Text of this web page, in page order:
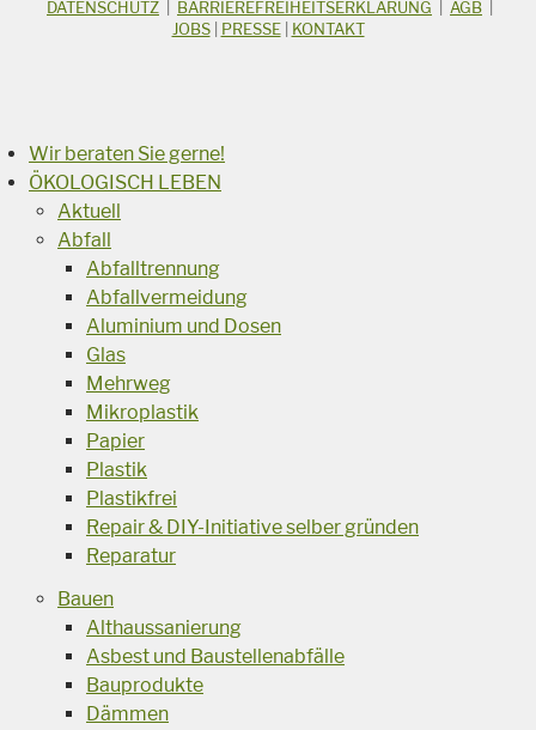
Suchbegriff
DATENSCHUTZ BARRIEREFREIHEITSERKLÄRUNG AGB
JOBS| PRESSE| KONTAKT
Wir beraten Sie gerne!
ÖKOLOGISCH LEBEN
Aktuell
Abfall
Abfalltrennung
Abfallvermeidung
Aluminium und Dosen
Glas
Mehrweg
Mikroplastik
Papier
Plastik
Plastikfrei
Repair & DIY-Initiative selber gründen
Reparatur
Bauen
Althaussanierung
Asbest und Baustellenabfälle
Bauprodukte
Dämmen